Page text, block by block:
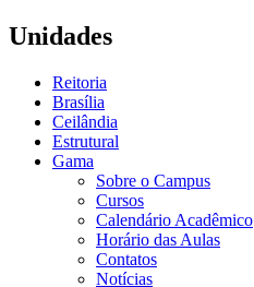
Unidades
Reitoria
Brasília
Ceilândia
Estrutural
Gama
Sobre o Campus
Cursos
Calendário Acadêmico
Horário das Aulas
Contatos
Notícias